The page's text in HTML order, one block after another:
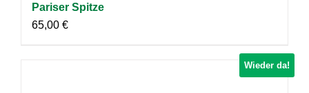
Pariser Spitze
65,00 €
Wieder da!